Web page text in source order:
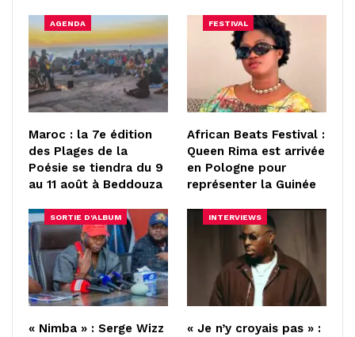
AGENDA
Maroc : la 7e édition
des Plages de la
Poésie se tiendra du 9
au 11 août à Beddouza
FESTIVAL
African Beats Festival :
Queen Rima est arrivée
en Pologne pour
représenter la Guinée
SORTIE D'ALBUM
« Nimba » : Serge Wizz
INTERVIEWS
« Je n’y croyais pas » :